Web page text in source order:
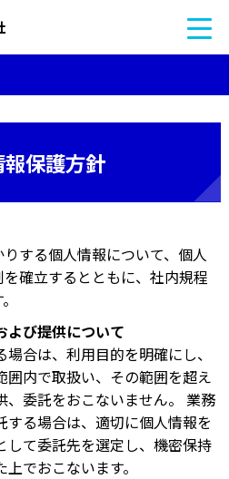
保護方針
する個人情報について、個人
確立するとともに、社内規程
よび提供について
合は、利用目的を明確にし、
囲内で取扱い、その範囲を超え
、委託をおこないません。 業務
する場合は、適切に個人情報を
して委託先を選定し、機密保持
でおこないます。